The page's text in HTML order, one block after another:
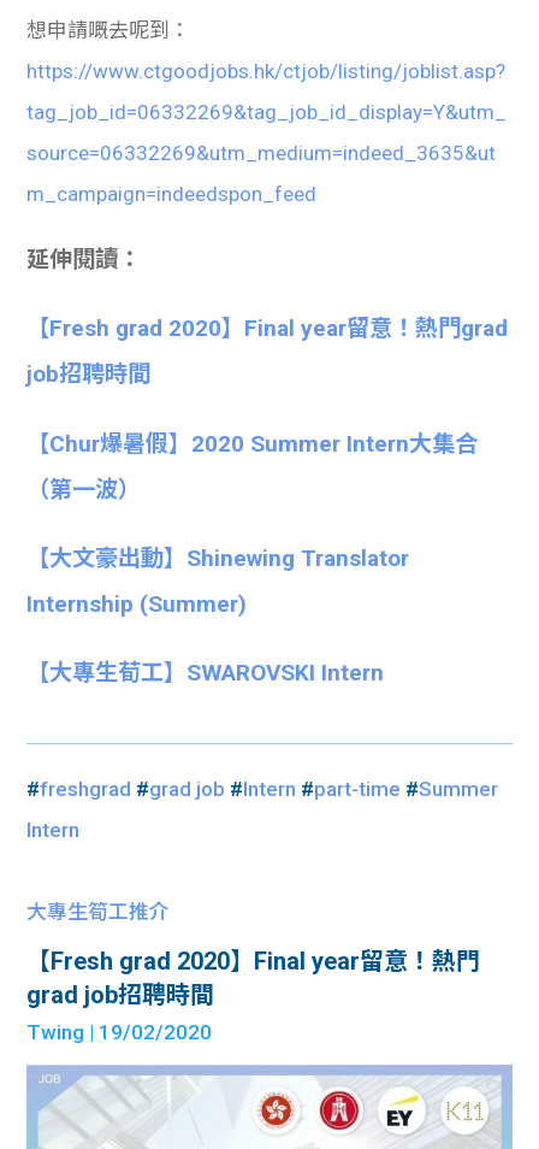
想申請嘅去呢到：
https://www.ctgoodjobs.hk/ctjob/listing/joblist.asp?
tag_job_id=06332269&tag_job_id_display=Y&utm_
source=06332269&utm_medium=indeed_3635&ut
m_campaign=indeedspon_feed
延伸閱讀：
【Fresh grad 2020】Final year留意！熱門grad
job招聘時間
【Chur爆暑假】2020 Summer Intern大集合
（第一波）
【大文豪出動】Shinewing Translator
Internship (Summer)
【大專生荀工】SWAROVSKI Intern
#freshgrad #grad job #Intern #part-time #Summer
Intern
大專生筍工推介
【Fresh grad 2020】Final year留意！熱門
grad job招聘時間
Twing | 19/02/2020